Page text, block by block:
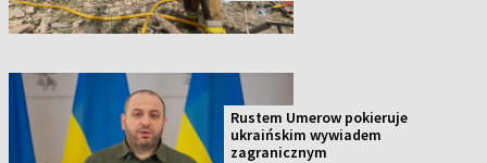
Rustem Umerow pokieruje
ukraińskim wywiadem
zagranicznym